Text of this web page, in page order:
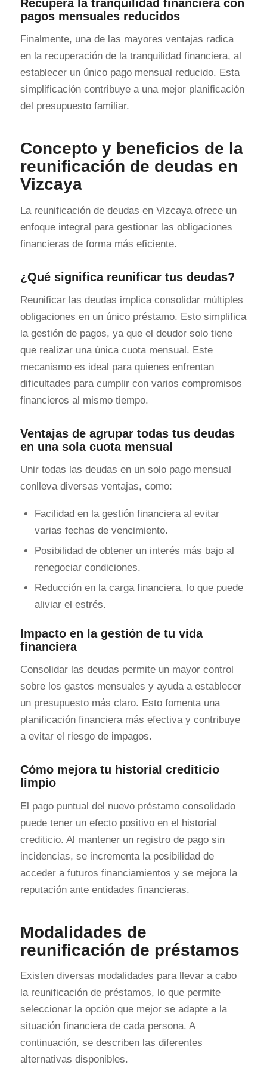
Recupera la tranquilidad financiera con
pagos mensuales reducidos
Finalmente, una de las mayores ventajas radica
en la recuperación de la tranquilidad financiera, al
establecer un único pago mensual reducido. Esta
simplificación contribuye a una mejor planificación
del presupuesto familiar.
Concepto y beneficios de la
reunificación de deudas en
Vizcaya
La reunificación de deudas en Vizcaya ofrece un
enfoque integral para gestionar las obligaciones
financieras de forma más eficiente.
¿Qué significa reunificar tus deudas?
Reunificar las deudas implica consolidar múltiples
obligaciones en un único préstamo. Esto simplifica
la gestión de pagos, ya que el deudor solo tiene
que realizar una única cuota mensual. Este
mecanismo es ideal para quienes enfrentan
dificultades para cumplir con varios compromisos
financieros al mismo tiempo.
Ventajas de agrupar todas tus deudas
en una sola cuota mensual
Unir todas las deudas en un solo pago mensual
conlleva diversas ventajas, como:
Facilidad en la gestión financiera al evitar
varias fechas de vencimiento.
Posibilidad de obtener un interés más bajo al
renegociar condiciones.
Reducción en la carga financiera, lo que puede
aliviar el estrés.
Impacto en la gestión de tu vida
financiera
Consolidar las deudas permite un mayor control
sobre los gastos mensuales y ayuda a establecer
un presupuesto más claro. Esto fomenta una
planificación financiera más efectiva y contribuye
a evitar el riesgo de impagos.
Cómo mejora tu historial crediticio
limpio
El pago puntual del nuevo préstamo consolidado
puede tener un efecto positivo en el historial
crediticio. Al mantener un registro de pago sin
incidencias, se incrementa la posibilidad de
acceder a futuros financiamientos y se mejora la
reputación ante entidades financieras.
Modalidades de
reunificación de préstamos
Existen diversas modalidades para llevar a cabo
la reunificación de préstamos, lo que permite
seleccionar la opción que mejor se adapte a la
situación financiera de cada persona. A
continuación, se describen las diferentes
alternativas disponibles.